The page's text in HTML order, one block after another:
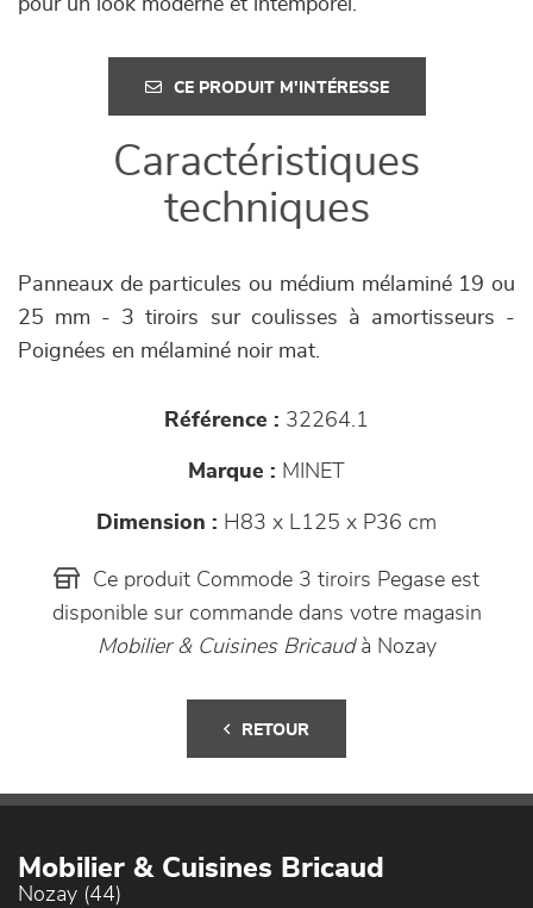
pour un look moderne et intemporel.
CE PRODUIT M'INTÉRESSE
Caractéristiques
techniques
Panneaux de particules ou médium mélaminé 19 ou
25 mm - 3 tiroirs sur coulisses à amortisseurs -
Poignées en mélaminé noir mat.
Référence : 32264.1
Marque : MINET
Dimension : H83 x L125 x P36 cm
Ce produit Commode 3 tiroirs Pegase est
disponible sur commande dans votre magasin
Mobilier & Cuisines Bricaudà Nozay
RETOUR
Mobilier & Cuisines Bricaud
Nozay (44)